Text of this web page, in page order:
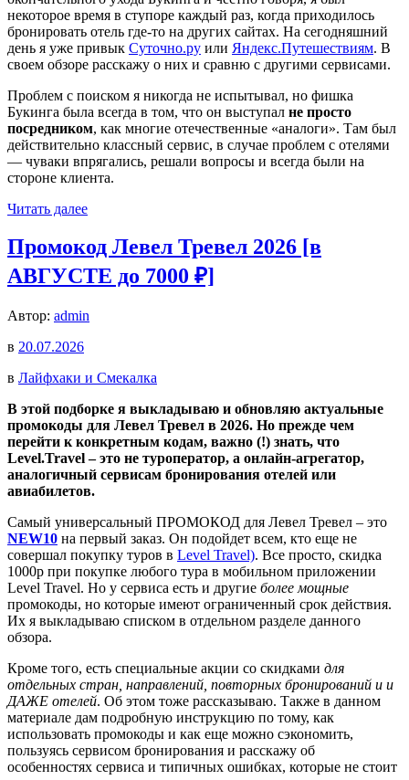
некоторое время в ступоре каждый раз, когда приходилось
бронировать отель где-то на других сайтах. На сегодняшний
день я уже привык Суточно.ру или Яндекс.Путешествиям. В
своем обзоре расскажу о них и сравню с другими сервисами.
Проблем с поиском я никогда не испытывал, но фишка
Букинга была всегда в том, что он выступал не просто
посредником, как многие отечественные «аналоги». Там был
действительно классный сервис, в случае проблем с отелями
— чуваки впрягались, решали вопросы и всегда были на
стороне клиента.
Читать далее
Промокод Левел Тревел 2026 [в
АВГУСТЕ до 7000 ₽]
Автор: admin
в 20.07.2026
в Лайфхаки и Смекалка
В этой подборке я выкладываю и обновляю актуальные
промокоды для Левел Тревел в 2026. Но прежде чем
перейти к конкретным кодам, важно (!) знать, что
Level.Travel – это не туроператор, а онлайн-агрегатор,
аналогичный сервисам бронирования отелей или
авиабилетов.
Самый универсальный ПРОМОКОД для Левел Тревел – это
NEW10 на первый заказ. Он подойдет всем, кто еще не
совершал покупку туров в Level Travel). Все просто, скидка
1000р при покупке любого тура в мобильном приложении
Level Travel. Но у сервиса есть и другие более мощные
промокоды, но которые имеют ограниченный срок действия.
Их я выкладываю списком в отдельном разделе данного
обзора.
Кроме того, есть специальные акции со скидками для
отдельных стран, направлений, повторных бронирований и и
ДАЖЕ отелей. Об этом тоже рассказываю. Также в данном
материале дам подробную инструкцию по тому, как
использовать промокоды и как еще можно сэкономить,
пользуясь сервисом бронирования и расскажу об
особенностях сервиса и типичных ошибках, которые не стоит